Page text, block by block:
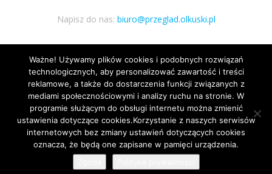
Napisz do nas: biuro@przeglad.olkuski.pl
Podążaj za nami
Nota prawna Polityka prywatnosci Kariera Regulamin
© Wszelkie prawa zastrzeżone 2020
Ważne! Używamy plików cookies i podobnych rozwiązań
technologicznych, aby personalizować zawartość i treści
reklamowe, a także do dostarczenia funkcji związanych z
mediami społecznościowymi i analizy ruchu na stronie. W
programie służącym do obsługi internetu można zmienić
ustawienia dotyczące cookies.Korzystanie z naszych serwisów
internetowych bez zmiany ustawień dotyczących cookies
oznacza, że będą one zapisane w pamięci urządzenia.